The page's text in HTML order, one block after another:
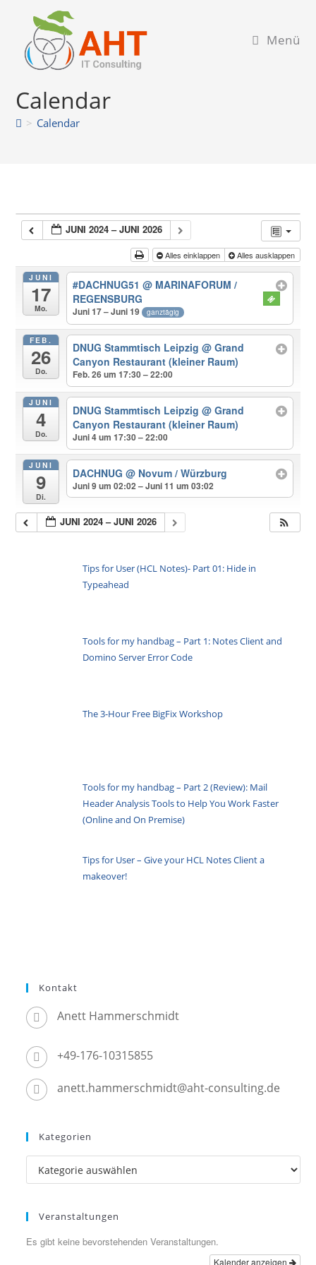
springen
Menü
Calendar
> Calendar
JUNI 2024 – JUNI 2026
Alles einklappen Alles ausklappen
JUNI
17
Mo.
#DACHNUG51 @ MARINAFORUM /
REGENSBURG
Juni 17 – Juni 19 ganztägig
FEB.
26
Do.
DNUG Stammtisch Leipzig @ Grand
Canyon Restaurant (kleiner Raum)
Feb. 26 um 17:30 – 22:00
JUNI
4
Do.
DNUG Stammtisch Leipzig @ Grand
Canyon Restaurant (kleiner Raum)
Juni 4 um 17:30 – 22:00
JUNI
9
Di.
DACHNUG @ Novum / Würzburg
Juni 9 um 02:02 – Juni 11 um 03:02
JUNI 2024 – JUNI 2026
Tips for User (HCL Notes)- Part 01: Hide in
Typeahead
Tools for my handbag – Part 1: Notes Client and
Domino Server Error Code
The 3-Hour Free BigFix Workshop
Tools for my handbag – Part 2 (Review): Mail
Header Analysis Tools to Help You Work Faster
(Online and On Premise)
Tips for User – Give your HCL Notes Client a
makeover!
Kontakt
Anett Hammerschmidt
+49-176-10315855
anett.hammerschmidt@aht-consulting.de
Kategorien
Kategorien
Veranstaltungen
Es gibt keine bevorstehenden Veranstaltungen.
Kalender anzeigen